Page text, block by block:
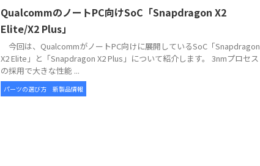
QualcommのノートPC向けSoC「Snapdragon X2
Elite/X2 Plus」
今回は、QualcommがノートPC向けに展開しているSoC「Snapdragon
X2 Elite」と「Snapdragon X2 Plus」について紹介します。 3nmプロセス
の採用で大きな性能 ...
パーツの選び方 新製品情報